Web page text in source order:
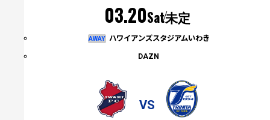
03.20Sat未定
AWAY ハワイアンズスタジアムいわき
DAZN
VS